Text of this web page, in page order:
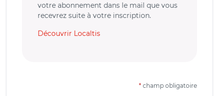
votre abonnement dans le mail que vous
recevrez suite à votre inscription.
Découvrir Localtis
* champ obligatoire